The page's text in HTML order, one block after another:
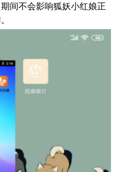
间不会影响狐妖小红娘正